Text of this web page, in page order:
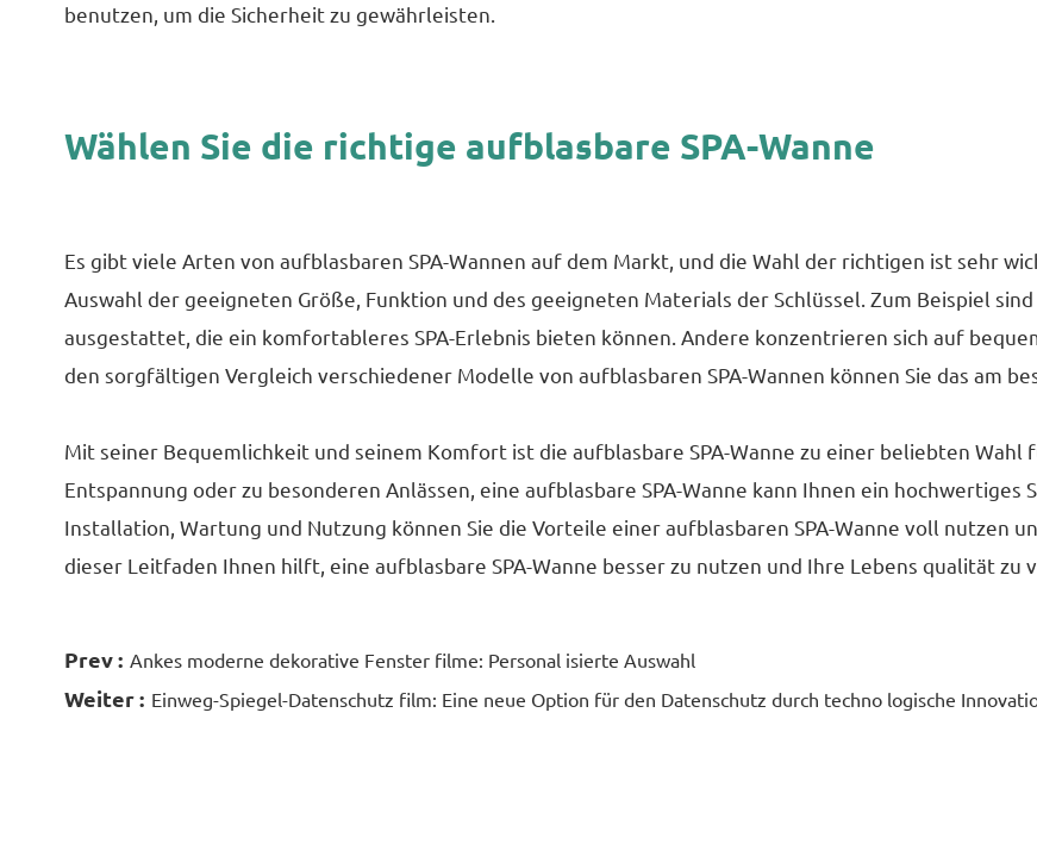
benutzen, um die Sicherheit zu gewährleisten.
Wählen Sie die richtige aufblasbare SPA-Wanne
Es gibt viele Arten von aufblasbaren SPA-Wannen auf dem Markt, und die Wahl der richtigen ist sehr
Auswahl der geeigneten Größe, Funktion und des geeigneten Materials der Schlüssel. Zum Beispiel
ausgestattet, die ein komfortableres SPA-Erlebnis bieten können. Andere konzentrieren sich auf
den sorgfältigen Vergleich verschiedener Modelle von aufblasbaren SPA-Wannen können Sie das am
Mit seiner Bequemlichkeit und seinem Komfort ist die aufblasbare SPA-Wanne zu einer beliebten
Entspannung oder zu besonderen Anlässen, eine aufblasbare SPA-Wanne kann Ihnen ein hochwertiges
Installation, Wartung und Nutzung können Sie die Vorteile einer aufblasbaren SPA-Wanne voll nutzen
dieser Leitfaden Ihnen hilft, eine aufblasbare SPA-Wanne besser zu nutzen und Ihre Lebens qualität zu
Prev : Ankes moderne dekorative Fenster filme: Personal isierte Auswahl
Weiter : Einweg-Spiegel-Datenschutz film: Eine neue Option für den Datenschutz durch techno logische